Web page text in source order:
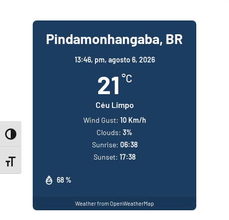
Toggle High Contrast
Toggle Font size
Pindamonhangaba, BR
13:46, pm, agosto 6, 2026
21 °C
Céu Limpo
68 %
Wind Gust: 10 Km/h
Clouds: 3%
Sunrise: 06:38
Sunset: 17:38
Weather from OpenWeatherMap